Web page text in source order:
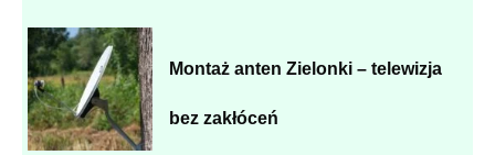
Montaż anten Zielonki – telewizja
bez zakłóceń